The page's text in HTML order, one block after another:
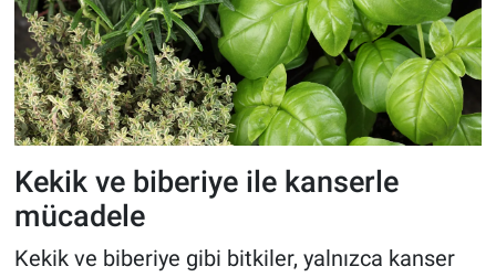
Kekik ve biberiye ile kanserle
mücadele
Kekik ve biberiye gibi bitkiler, yalnızca kanser